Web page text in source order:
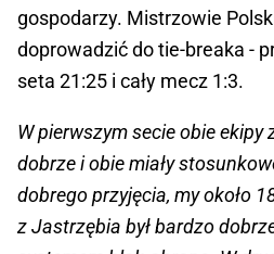
gospodarzy. Mistrzowie
doprowadzić do tie-breaka -
seta 21:25 i cały mecz 1:3.
W pierwszym secie obie ekipy
dobrze i obie miały
dobrego przyjęcia, my około
z Jastrzębia był bardzo